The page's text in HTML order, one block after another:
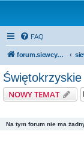
FAQ
forum.siewcyprawdy.tv
Świętokrzyskie
NOWY TEMAT
Na tym forum nie ma